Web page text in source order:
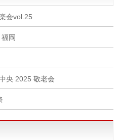
会vol.25
岡
央 2025 敬老会